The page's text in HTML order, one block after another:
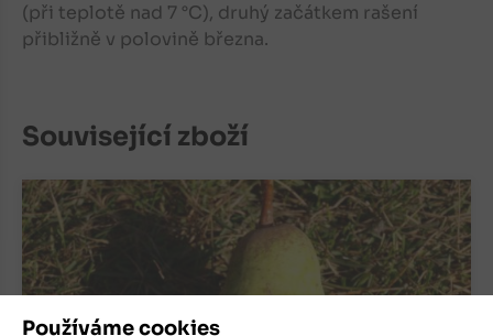
Používáme cookies
(při teplotě nad 7 °C), druhý začátkem rašení
přibližně v polovině března.
Související zboží